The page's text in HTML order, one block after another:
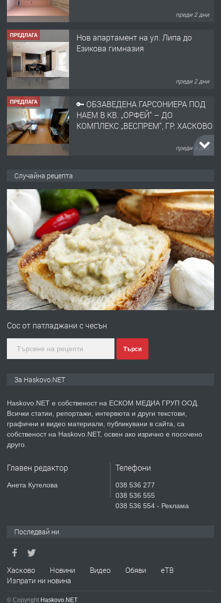
преди 2 дни
ПРЕДЛАГА
Нов апартамент на ул. Липа до
Езикова гимназия
преди 2 дни
ПРЕДЛАГА
🔑 ОБЗАВЕДЕНА ГАРСОНИЕРА ПОД
НАЕМ В КВ. „ОРФЕЙ“ – ДО
КОМПЛЕКС „ВЕСПРЕМ“, ГР. ХАСКОВО
преди 4 дни
АПАРТАМЕНТ В ЦЕНТЪРА НА ГР.
ХАСКОВО
преди 5 дни
ПРЕДЛАГА Давам гараж под наем
преди 5 дни
ПРЕДЛАГА
№4120 Магазин/Офис под наем в кв.
градската градина!
преди 6 дни
ПРЕДЛАГА
Продавам парцел в гр. Хасково кв.
СГЛОБЯВАНЕ НА МЕБЕЛИ.
ПРЕДЛАГА
№4119 Едностаен обзаведен
Случайна рецепта
Сос от патладжани с чесън
Търси
За Haskovo.NET
Haskovo.NET е собственост на ЕСКОМ МЕДИА ГРУП ООД.
Всички статии, репортажи, интервюта и други текстови,
графични и видео материали, публикувани в сайта, са
собственост на Haskovo.NET, освен ако изрично е посочено
друго.
Главен редактор
Анета Кутелова
Телефони
038 536 277
038 536 555
038 536 554 - Реклама
Последвай ни
Хасково Новини Видео Обяви
еТВ
Изпрати ни новина
© Copyright Haskovo.NET